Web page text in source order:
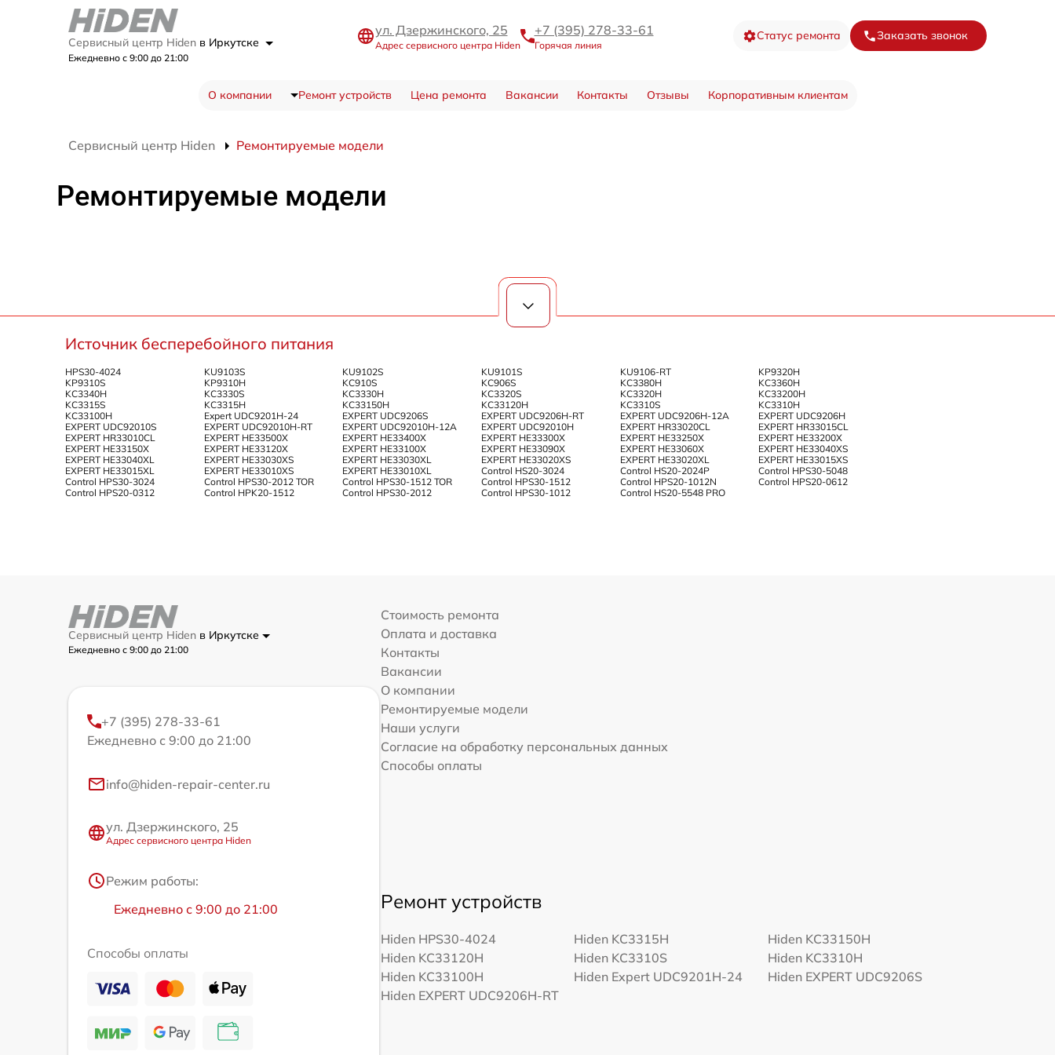
Сервисный центр Hiden в Иркутске
Ежедневно с 9:00 до 21:00
ул. Дзержинского, 25
Адрес сервисного центра Hiden
+7 (395) 278-33-61
Горячая линия
Статус ремонта Заказать звонок
О компании Ремонт устройств Цена ремонта Вакансии Контакты Отзывы Корпоративным клиентам
Сервисный центр Hiden Ремонтируемые модели
Ремонтируемые модели
Источник бесперебойного питания
HPS30-4024 KU9103S KU9102S KU9101S KU9106-RT
KP9320H
KP9310S
KP9310H KC910S KC906S KC3380H
KC3360H
KC3340H
KC3330S KC3330H KC3320S KC3320H
KC33200H
KC3315S
KC3315H KC33150H KC33120H KC3310S
KC3310H
KC33100H
Expert UDC9201H-24 EXPERT UDC9206S EXPERT UDC9206H-RT EXPERT UDC9206H-12A
EXPERT UDC9206H
EXPERT UDC92010S
EXPERT UDC92010H-RT EXPERT UDC92010H-12A EXPERT UDC92010H EXPERT HR33020CL
EXPERT HR33015CL
EXPERT HR33010CL
EXPERT HE33500X EXPERT HE33400X EXPERT HE33300X EXPERT HE33250X
EXPERT HE33200X
EXPERT HE33150X
EXPERT HE33120X EXPERT HE33100X EXPERT HE33090X EXPERT HE33060X
EXPERT HE33040XS
EXPERT HE33040XL
EXPERT HE33030XS EXPERT HE33030XL EXPERT HE33020XS EXPERT HE33020XL
EXPERT HE33015XS
EXPERT HE33015XL
EXPERT HE33010XS EXPERT HE33010XL Control HS20-3024 Control HS20-2024P
Control HPS30-5048
Control HPS30-3024
Control HPS30-2012 TOR Control HPS30-1512 TOR Control HPS30-1512 Control HPS20-1012N
Control HPS20-0612
Control HPS20-0312
Control HPK20-1512 Control HPS30-2012 Control HPS30-1012 Control HS20-5548 PRO
Сервисный центр Hiden в Иркутске
Ежедневно с 9:00 до 21:00
+7 (395) 278-33-61
Ежедневно с 9:00 до 21:00
info@hiden-repair-center.ru
ул. Дзержинского, 25
Адрес сервисного центра Hiden
Режим работы:
Ежедневно с 9:00 до 21:00
Способы оплаты
Стоимость ремонта
Оплата и доставка
Контакты
Вакансии
О компании
Ремонтируемые модели
Наши услуги
Согласие на обработку персональных данных
Способы оплаты
Ремонт устройств
Hiden HPS30-4024 Hiden KC3315H
Hiden KC33150H
Hiden KC33120H
Hiden KC3310S
Hiden KC3310H
Hiden KC33100H
Hiden Expert UDC9201H-24
Hiden EXPERT UDC9206S
Hiden EXPERT UDC9206H-RT